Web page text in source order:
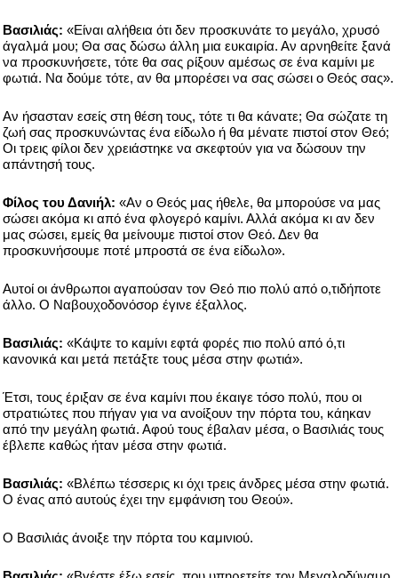
Βασιλιάς: «Είναι αλήθεια ότι δεν προσκυνάτε το μεγάλο, χρυσό
άγαλμά μου; Θα σας δώσω άλλη μια ευκαιρία. Αν αρνηθείτε ξανά
να προσκυνήσετε, τότε θα σας ρίξουν αμέσως σε ένα καμίνι με
φωτιά. Να δούμε τότε, αν θα μπορέσει να σας σώσει ο Θεός σας».
Αν ήσασταν εσείς στη θέση τους, τότε τι θα κάνατε; Θα σώζατε τη
ζωή σας προσκυνώντας ένα είδωλο ή θα μένατε πιστοί στον Θεό;
Οι τρεις φίλοι δεν χρειάστηκε να σκεφτούν για να δώσουν την
απάντησή τους.
Φίλος του Δανιήλ: «Αν ο Θεός μας ήθελε, θα μπορούσε να μας
σώσει ακόμα κι από ένα φλογερό καμίνι. Αλλά ακόμα κι αν δεν
μας σώσει, εμείς θα μείνουμε πιστοί στον Θεό. Δεν θα
προσκυνήσουμε ποτέ μπροστά σε ένα είδωλο».
Αυτοί οι άνθρωποι αγαπούσαν τον Θεό πιο πολύ από ο,τιδήποτε
άλλο. Ο Ναβουχοδονόσορ έγινε έξαλλος.
Βασιλιάς: «Κάψτε το καμίνι εφτά φορές πιο πολύ από ό,τι
κανονικά και μετά πετάξτε τους μέσα στην φωτιά».
Έτσι, τους έριξαν σε ένα καμίνι που έκαιγε τόσο πολύ, που οι
στρατιώτες που πήγαν για να ανοίξουν την πόρτα του, κάηκαν
από την μεγάλη φωτιά. Αφού τους έβαλαν μέσα, ο Βασιλιάς τους
έβλεπε καθώς ήταν μέσα στην φωτιά.
Βασιλιάς: «Βλέπω τέσσερις κι όχι τρεις άνδρες μέσα στην φωτιά.
Ο ένας από αυτούς έχει την εμφάνιση του Θεού».
Ο Βασιλιάς άνοιξε την πόρτα του καμινιού.